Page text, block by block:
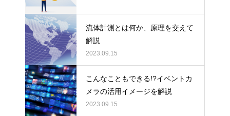
流体計測とは何か、原理を交えて
解説
2023.09.15
こんなこともできる!?イベントカ
メラの活用イメージを解説
2023.09.15